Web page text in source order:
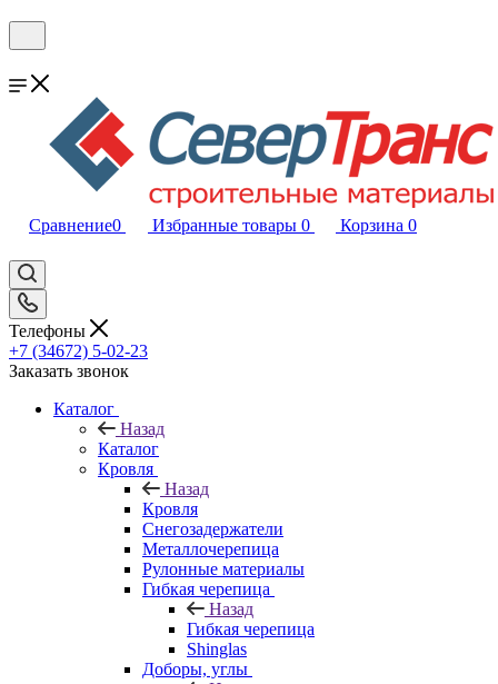
Сравнение0 Избранные товары 0 Корзина 0
Телефоны
+7 (34672) 5-02-23
Заказать звонок
Каталог
Назад
Каталог
Кровля
Назад
Кровля
Снегозадержатели
Металлочерепица
Рулонные материалы
Гибкая черепица
Назад
Гибкая черепица
Shinglas
Доборы, углы